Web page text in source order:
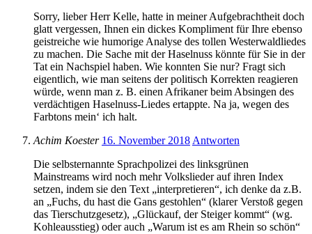
Sorry, lieber Herr Kelle, hatte in meiner Aufgebrachtheit doch
glatt vergessen, Ihnen ein dickes Kompliment für Ihre ebenso
geistreiche wie humorige Analyse des tollen Westerwaldliedes
zu machen. Die Sache mit der Haselnuss könnte für Sie in der
Tat ein Nachspiel haben. Wie konnten Sie nur? Fragt sich
eigentlich, wie man seitens der politisch Korrekten reagieren
würde, wenn man z. B. einen Afrikaner beim Absingen des
verdächtigen Haselnuss-Liedes ertappte. Na ja, wegen des
Farbtons mein‘ ich halt.
Achim Koester 16. November 2018 Antworten
Die selbsternannte Sprachpolizei des linksgrünen
Mainstreams wird noch mehr Volkslieder auf ihren Index
setzen, indem sie den Text „interpretieren“, ich denke da z.B.
an „Fuchs, du hast die Gans gestohlen“ (klarer Verstoß gegen
das Tierschutzgesetz), „Glückauf, der Steiger kommt“ (wg.
Kohleausstieg) oder auch „Warum ist es am Rhein so schön“